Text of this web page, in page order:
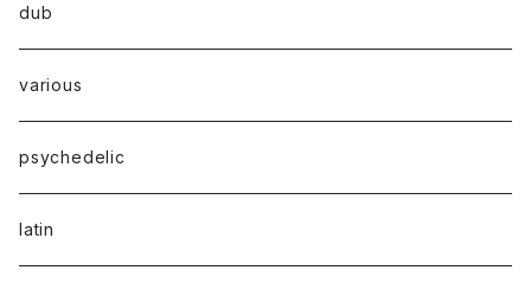
dub
various
psychedelic
latin